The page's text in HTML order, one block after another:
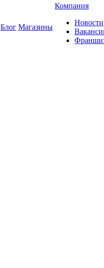
Блог Магазины
Компания
Новости